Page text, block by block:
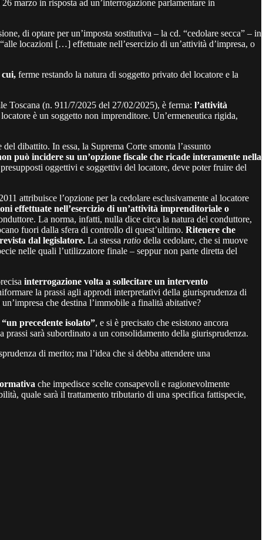
marzo in risposta ad un’interrogazione parlamentare in
di optare per un’imposta sostitutiva – la cd. “cedolare secca” – in
locazioni […] effettuate nell’esercizio di un’attività d’impresa, o
cui, ferme restando la natura di soggetto privato del locatore e la
Toscana (n. 911/7/2025 del 27/02/2025), è ferma: l’attività
è un soggetto non imprenditore. Un’ermeneutica rigida,
dibattito. In essa, la Suprema Corte smonta l’assunto
può incidere su un’opzione fiscale che ricade interamente nella
oggettivi e soggettivi del locatore, deve poter fruire del
attribuisce l’opzione per la cedolare esclusivamente al locatore
effettuate nell’esercizio di un’attività imprenditoriale o
La norma, infatti, nulla dice circa la natura del conduttore,
fuori dalla sfera di controllo di quest’ultimo. Ritenere che
dal legislatore. La stessa ratio della cedolare, che si muove
nelle quali l’utilizzatore finale – seppur non parte diretta del
interrogazione volta a sollecitare un intervento
la prassi agli approdi interpretativi della giurisprudenza di
che destina l’immobile a finalità abitative?
precedente isolato”, e si è precisato che esistono ancora
sarà subordinato a un consolidamento della giurisprudenza.
di merito; ma l’idea che si debba attendere una
che impedisce scelte consapevoli e ragionevolmente
quale sarà il trattamento tributario di una specifica fattispecie,